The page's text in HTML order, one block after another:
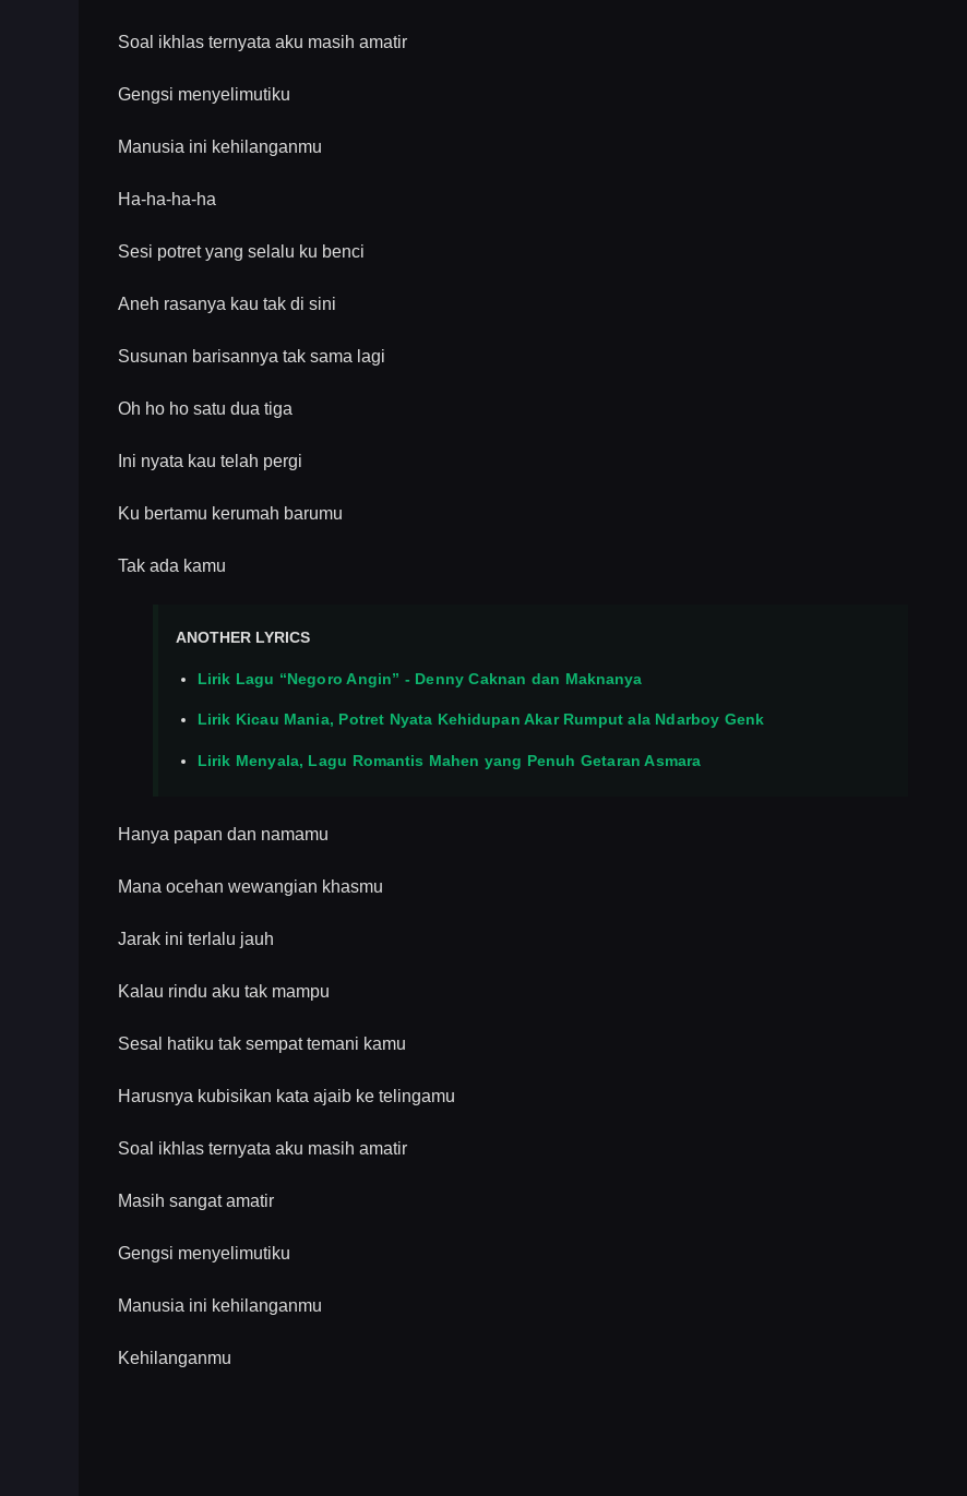
Soal ikhlas ternyata aku masih amatir
Gengsi menyelimutiku
Manusia ini kehilanganmu
Ha-ha-ha-ha
Sesi potret yang selalu ku benci
Aneh rasanya kau tak di sini
Susunan barisannya tak sama lagi
Oh ho ho satu dua tiga
Ini nyata kau telah pergi
Ku bertamu kerumah barumu
Tak ada kamu
ANOTHER LYRICS
Lirik Lagu “Negoro Angin” - Denny Caknan dan Maknanya
Lirik Kicau Mania, Potret Nyata Kehidupan Akar Rumput ala Ndarboy Genk
Lirik Menyala, Lagu Romantis Mahen yang Penuh Getaran Asmara
Hanya papan dan namamu
Mana ocehan wewangian khasmu
Jarak ini terlalu jauh
Kalau rindu aku tak mampu
Sesal hatiku tak sempat temani kamu
Harusnya kubisikan kata ajaib ke telingamu
Soal ikhlas ternyata aku masih amatir
Masih sangat amatir
Gengsi menyelimutiku
Manusia ini kehilanganmu
Kehilanganmu